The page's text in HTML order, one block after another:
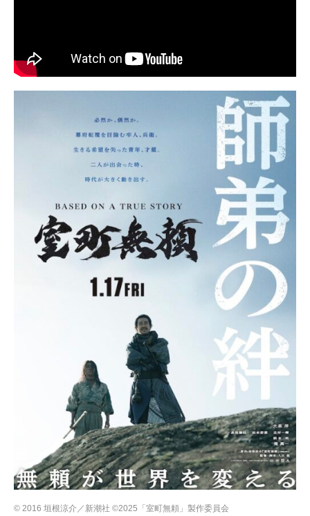
© 2016 垣根涼介／新潮社 ©2025「室町無頼」製作委員会